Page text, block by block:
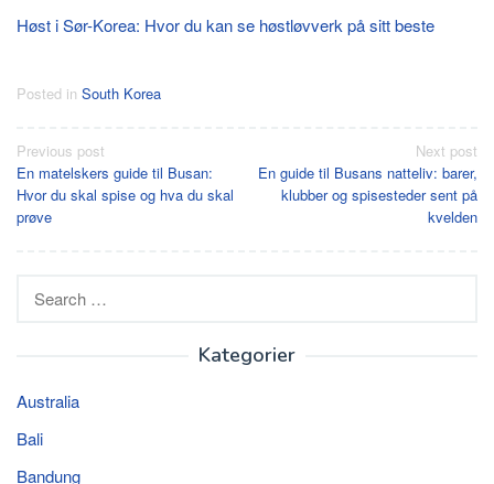
Høst i Sør-Korea: Hvor du kan se høstløvverk på sitt beste
Posted in South Korea
Post
navigation
Previous post
En matelskers guide til Busan:
Hvor du skal spise og hva du skal
prøve
Next post
En guide til Busans natteliv: barer,
klubber og spisesteder sent på
kvelden
for:
Kategorier
Australia
Bali
Bandung